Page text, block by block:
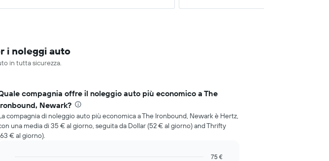
i noleggi auto
in tutta sicurezza.
compagnia offre il noleggio auto più economico a The
Newark?
compagnia di noleggio auto più economica a The Ironbound, Newark è Hertz,
una media di 35 € al giorno, seguita da Dollar (52 € al giorno) and Thrifty
€ al giorno).
75 €